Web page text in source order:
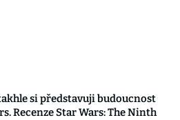
si představuji budoucnost
Recenze Star Wars: The Ninth